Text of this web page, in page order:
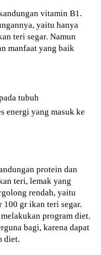
vitamin B1.
yaitu hanya
teri segar. Namun
manfaat yang baik
tubuh
energi yang masuk ke
protein dan
teri, lemak yang
rendah, yaitu
100 gr ikan teri segar.
program diet.
bagi, karena dapat
diet.